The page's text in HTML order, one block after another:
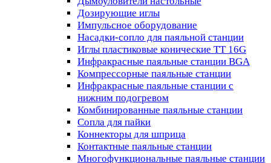
Дозирующие иглы
Импульсное оборудование
Насадки-сопло для паяльной станции
Иглы пластиковые конические TT 16G
Инфракрасные паяльные станции BGA
Компрессорные паяльные станции
Инфракрасные паяльные станции с
нижним подогревом
Комбинированные паяльные станции
Сопла для пайки
Коннекторы для шприца
Контактные паяльные станции
Многофункциональные паяльные станции